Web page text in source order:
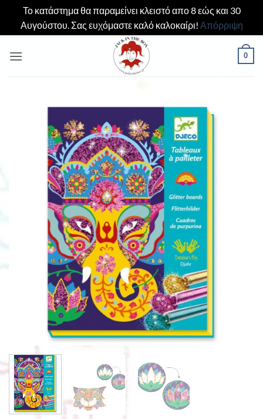
Το κατάστημα θα παραμείνει κλειστό απο 8 εώς και 30
Αυγούστου. Σας ευχόμαστε καλό καλοκαίρι! Απόρριψη
στο
0